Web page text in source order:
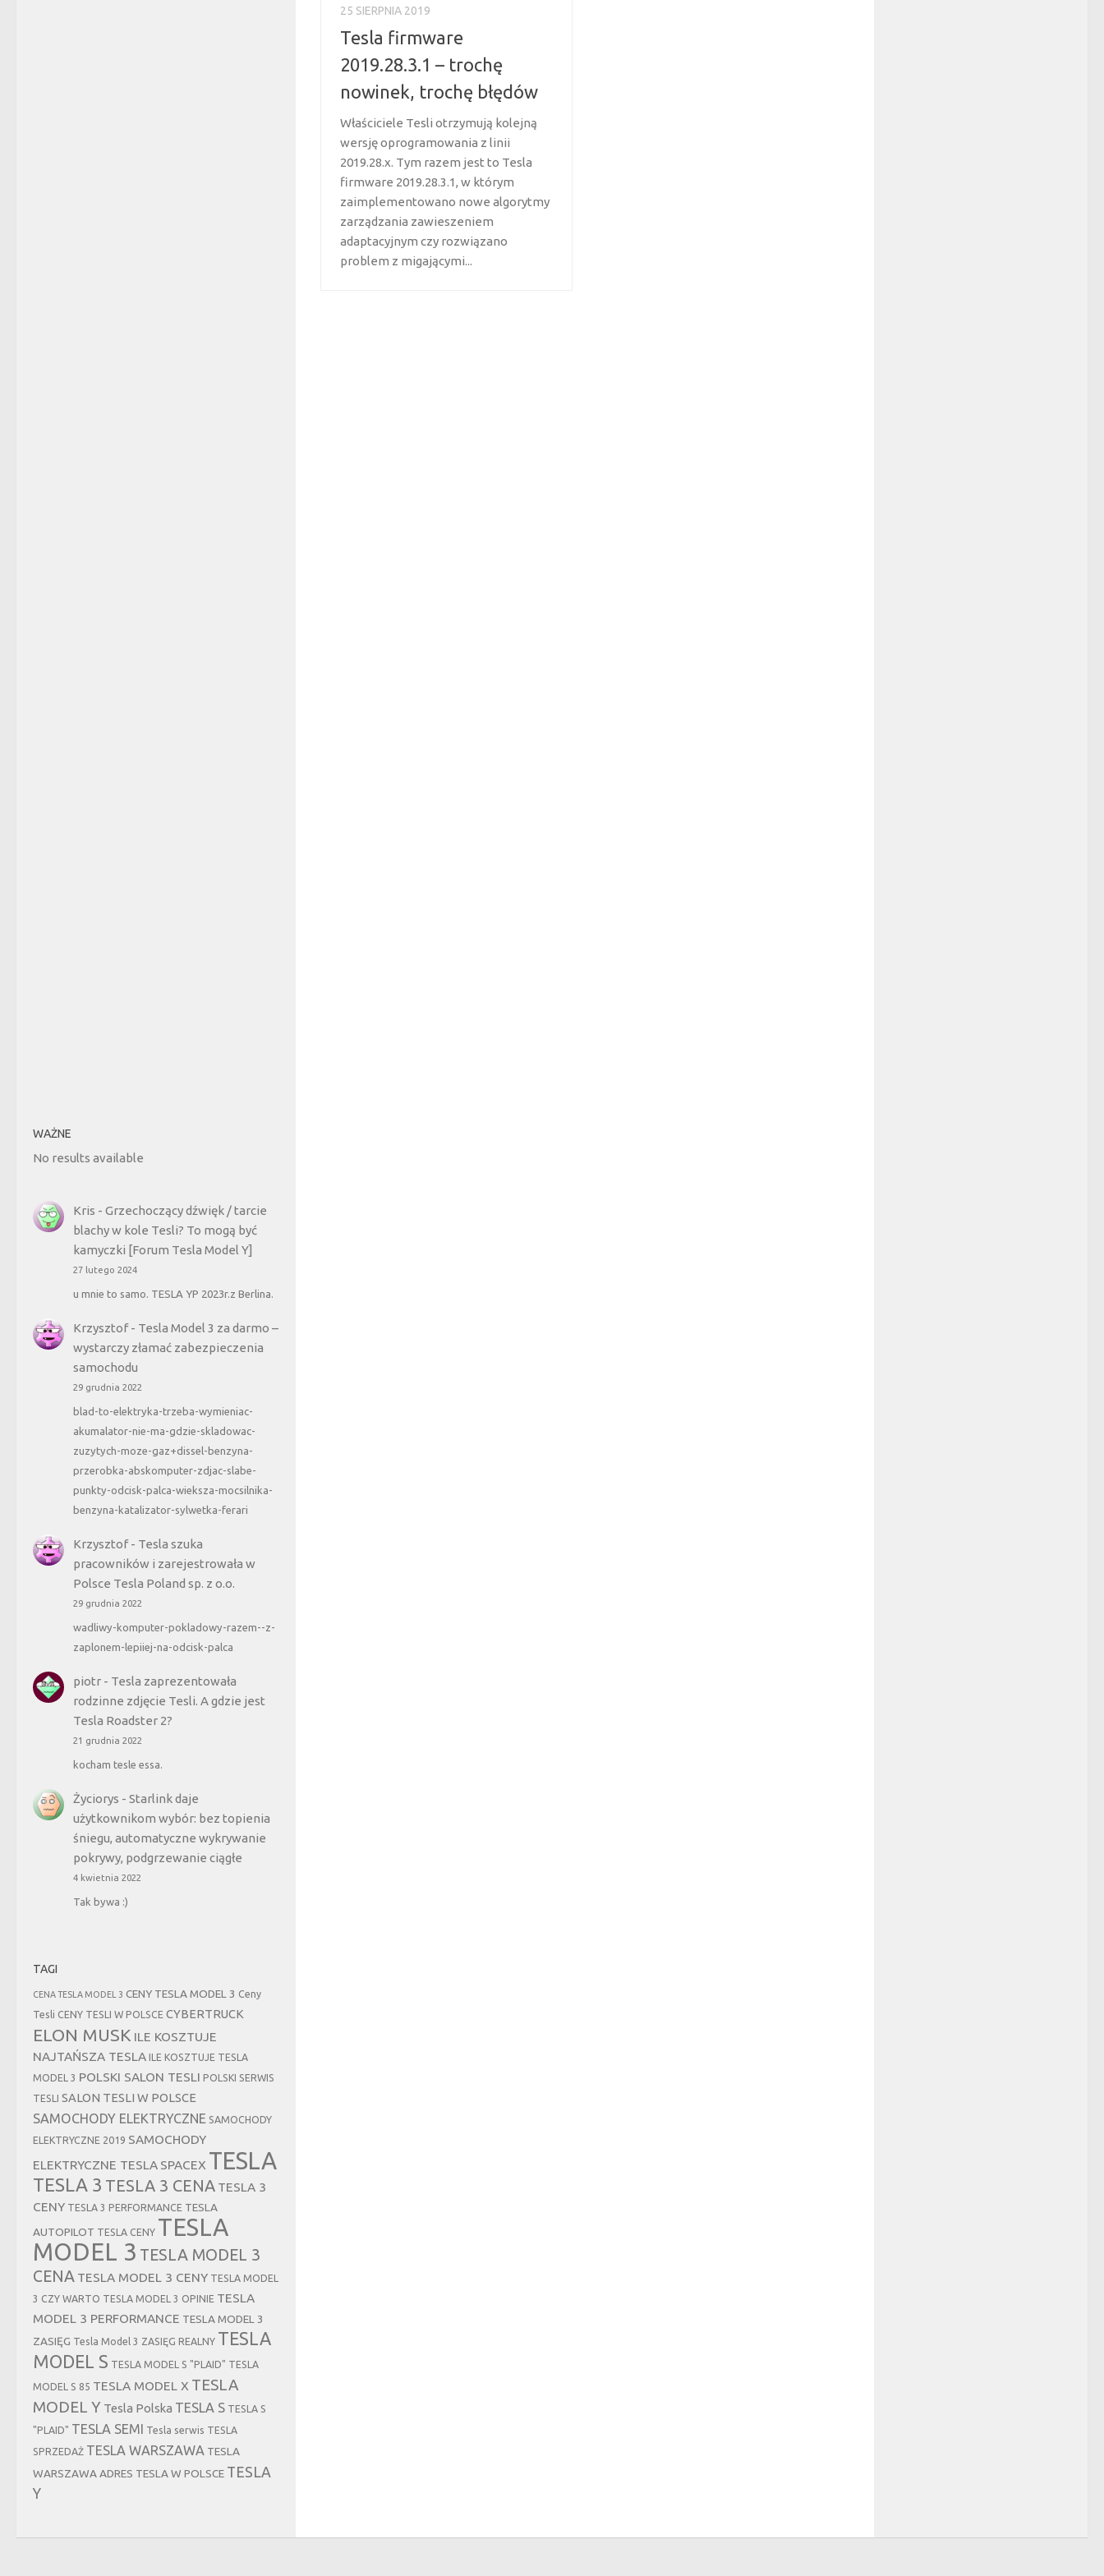
25 SIERPNIA 2019
Tesla firmware
2019.28.3.1 – trochę
nowinek, trochę błędów
Właściciele Tesli otrzymują kolejną
wersję oprogramowania z linii
2019.28.x. Tym razem jest to Tesla
firmware 2019.28.3.1, w którym
zaimplementowano nowe algorytmy
zarządzania zawieszeniem
adaptacyjnym czy rozwiązano
problem z migającymi...
WAŻNE
No results available
Kris - Grzechoczący dźwięk / tarcie
blachy w kole Tesli? To mogą być
kamyczki [Forum Tesla Model Y]
27 lutego 2024
u mnie to samo. TESLA YP 2023r.z Berlina.
Krzysztof- Tesla Model 3 za darmo –
wystarczy złamać zabezpieczenia
samochodu
29 grudnia 2022
blad-to-elektryka-trzeba-wymieniac-
akumalator-nie-ma-gdzie-skladowac-
zuzytych-moze-gaz+dissel-benzyna-
przerobka-abskomputer-zdjac-slabe-
punkty-odcisk-palca-wieksza-mocsilnika-
benzyna-katalizator-sylwetka-ferari
Krzysztof- Tesla szuka
pracowników i zarejestrowała w
Polsce Tesla Poland sp. z o.o.
29 grudnia 2022
wadliwy-komputer-pokladowy-razem--z-
zaplonem-lepiiej-na-odcisk-palca
piotr- Tesla zaprezentowała
rodzinne zdjęcie Tesli. A gdzie jest
Tesla Roadster 2?
21 grudnia 2022
kocham tesle essa.
Życiorys - Starlink daje
użytkownikom wybór: bez topienia
śniegu, automatyczne wykrywanie
pokrywy, podgrzewanie ciągłe
4 kwietnia 2022
Tak bywa :)
TAGI
CENA TESLA MODEL 3 CENY TESLA MODEL 3 Ceny
Tesli CENY TESLI W POLSCE CYBERTRUCK
ELON MUSK ILE KOSZTUJE
NAJTAŃSZA TESLA
ILE KOSZTUJE TESLA
MODEL 3 POLSKI SALON TESLI POLSKI SERWIS
TESLI
SALON TESLI W POLSCE
SAMOCHODY ELEKTRYCZNE SAMOCHODY
ELEKTRYCZNE 2019 SAMOCHODY
ELEKTRYCZNE TESLA SPACEX TESLA
TESLA 3 TESLA 3 CENA TESLA 3
CENY TESLA 3 PERFORMANCE TESLA
AUTOPILOT TESLA CENY TESLA
MODEL 3 TESLA MODEL 3
CENA TESLA MODEL 3 CENY TESLA MODEL
3 CZY WARTO TESLA MODEL 3 OPINIE TESLA
MODEL 3 PERFORMANCE TESLA MODEL 3
ZASIĘG Tesla Model 3 ZASIĘG REALNY TESLA
MODEL S TESLA MODEL S "PLAID" TESLA
MODEL S 85 TESLA MODEL X TESLA
MODEL Y Tesla Polska TESLA S TESLA S
"PLAID" TESLA SEMI Tesla serwis TESLA
SPRZEDAŻ TESLA WARSZAWA TESLA
WARSZAWA ADRES TESLA W POLSCE TESLA
Y